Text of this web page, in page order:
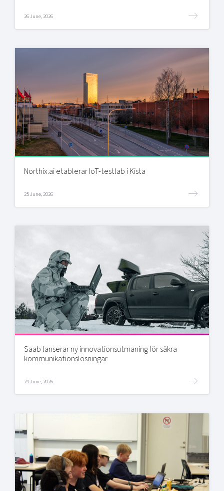
26 June, 2026
Northix.ai etablerar IoT-testlab i Kista
25 June, 2026
Saab lanserar ny innovationsutmaning för säkra
kommunikationslösningar
24 June, 2026